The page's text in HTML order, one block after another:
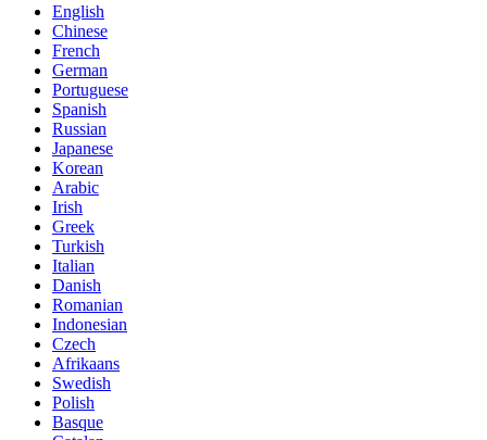
English
Chinese
French
German
Portuguese
Spanish
Russian
Japanese
Korean
Arabic
Irish
Greek
Turkish
Italian
Danish
Romanian
Indonesian
Czech
Afrikaans
Swedish
Polish
Basque